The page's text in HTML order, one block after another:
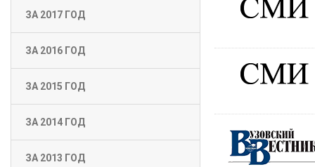
ЗА 2017 ГОД
ЗА 2016 ГОД
ЗА 2015 ГОД
ЗА 2014 ГОД
ЗА 2013 ГОД